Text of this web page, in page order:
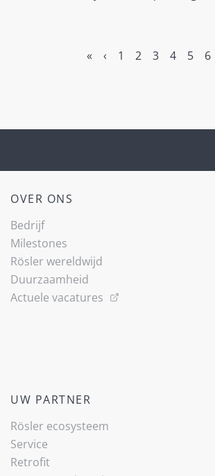
« ‹ 1 2 3 4 5 6
OVER ONS
Bedrijf
Milestones
Rösler wereldwijd
Duurzaamheid
Actuele vacatures
UW PARTNER
Rösler ecosysteem
Service
Retrofit